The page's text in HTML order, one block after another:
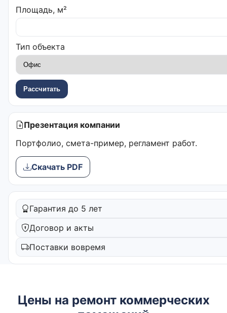
Площадь, м²
Тип объекта
Рассчитать
Презентация компании
Портфолио, смета-пример, регламент работ.
Скачать PDF
Гарантия до 5 лет
Договор и акты
Поставки вовремя
Цены на ремонт коммерческих